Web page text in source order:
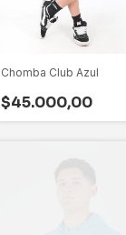
Chomba Club Azul
$45.000,00